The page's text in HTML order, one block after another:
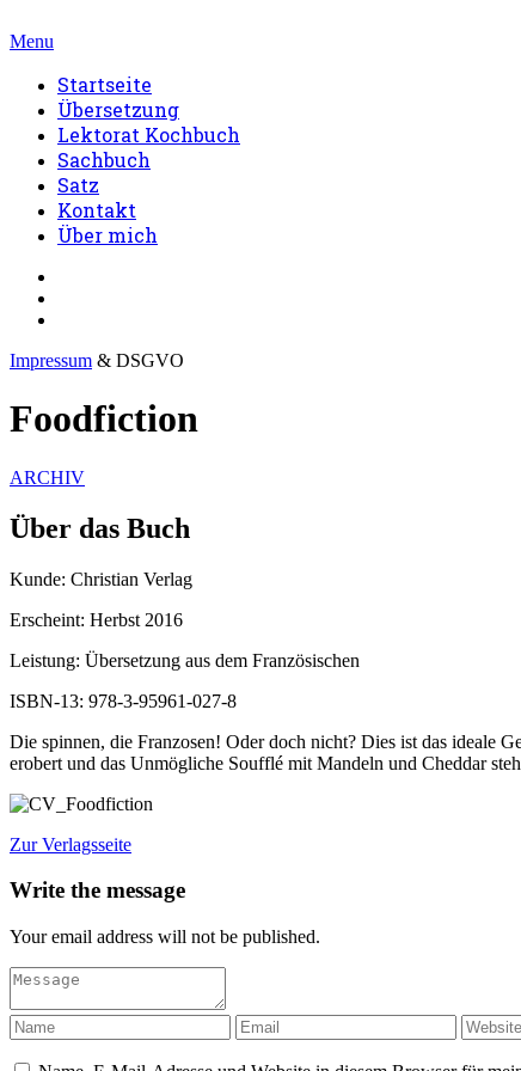
Menu
Startseite
Übersetzung
Lektorat Kochbuch
Sachbuch
Satz
Kontakt
Über mich
Impressum & DSGVO
Foodfiction
ARCHIV
Über das Buch
Kunde: Christian Verlag
Erscheint: Herbst 2016
Leistung: Übersetzung aus dem Französischen
ISBN-13: 978-3-95961-027-8
Die spinnen, die Franzosen! Oder doch nicht? Dies ist das ideale
erobert und das Unmögliche Soufflé mit Mandeln und Cheddar
Zur Verlagsseite
Write the message
Your email address will not be published.